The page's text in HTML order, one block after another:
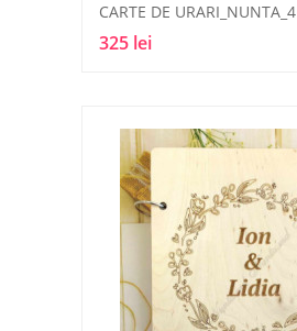
CARTE DE URARI_NUNTA_4
325 lei